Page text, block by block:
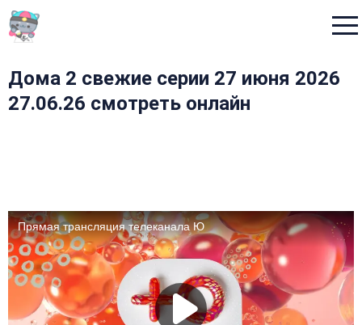
Дома 2 свежие серии 27 июня 2026
27.06.26 смотреть онлайн